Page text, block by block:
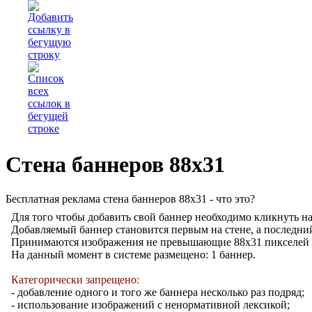
Стена баннеров 88х31
Бесплатная реклама стена баннеров 88х31 - что это?
Для того чтобы добавить свой баннер необходимо кликнуть
Добавляемый баннер становится первым на стене, а
Принимаются изображения не превышающие 88x31 пикселей
На данный момент в системе размещено: 1 баннер.
Категорически запрещено:
- добавление одного и того же баннера несколько раз подряд;
- использование изображений с ненормативной лексикой;